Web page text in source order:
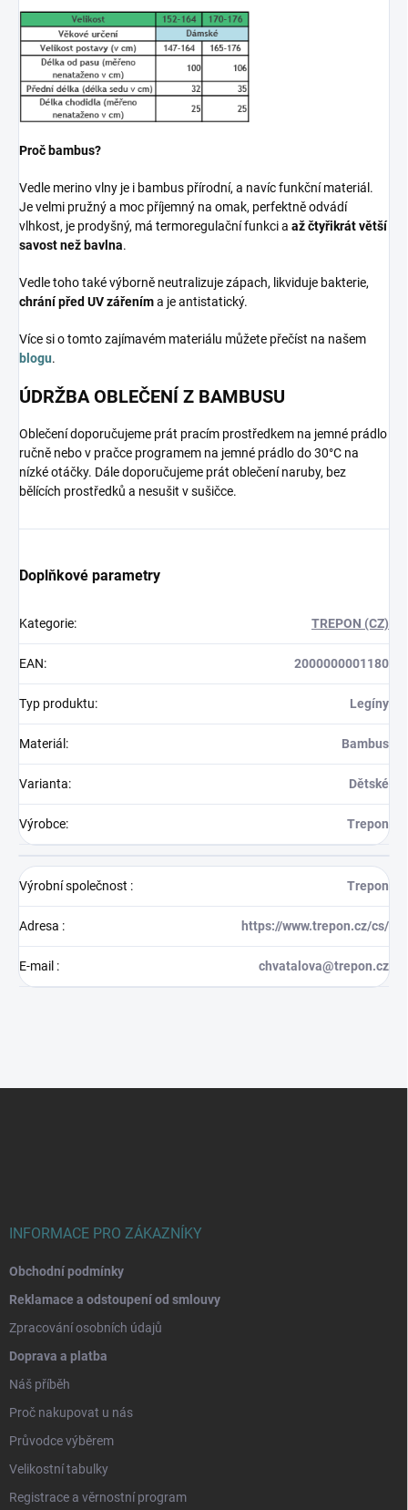
Proč bambus?
Vedle merino vlny je i bambus přírodní, a navíc funkční materiál.
Je velmi pružný a moc příjemný na omak, perfektně odvádí
vlhkost, je prodyšný, má termoregulační funkci a až čtyřikrát větší
savost než bavlna.
Vedle toho také výborně neutralizuje zápach, likviduje bakterie,
chrání před UV zářeníma je antistatický.
Více si o tomto zajímavém materiálu můžete přečíst na našem
blogu.
ÚDRŽBA OBLEČENÍ Z BAMBUSU
Oblečení doporučujeme prát pracím prostředkem na jemné prádlo
ručně nebo v pračce programem na jemné prádlo do 30°C na
nízké otáčky. Dále doporučujeme prát oblečení naruby, bez
bělících prostředků a nesušit v sušičce.
Doplňkové parametry
Kategorie: TREPON (CZ)
EAN: 2000000001180
Typ produktu: Legíny
Materiál : Bambus
Varianta: Dětské
Výrobce: Trepon
Výrobní společnost : Trepon
Adresa : https://www.trepon.cz/cs/
E-mail : chvatalova@trepon.cz
INFORMACE PRO ZÁKAZNÍKY
Obchodní podmínky
Reklamace a odstoupení od smlouvy
Zpracování osobních údajů
Doprava a platba
Náš příběh
Proč nakupovat u nás
Průvodce výběrem
Velikostní tabulky
Registrace a věrnostní program